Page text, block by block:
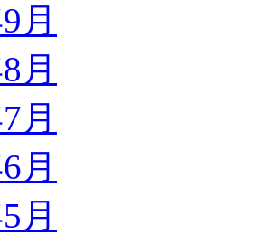
月
月
月
月
月